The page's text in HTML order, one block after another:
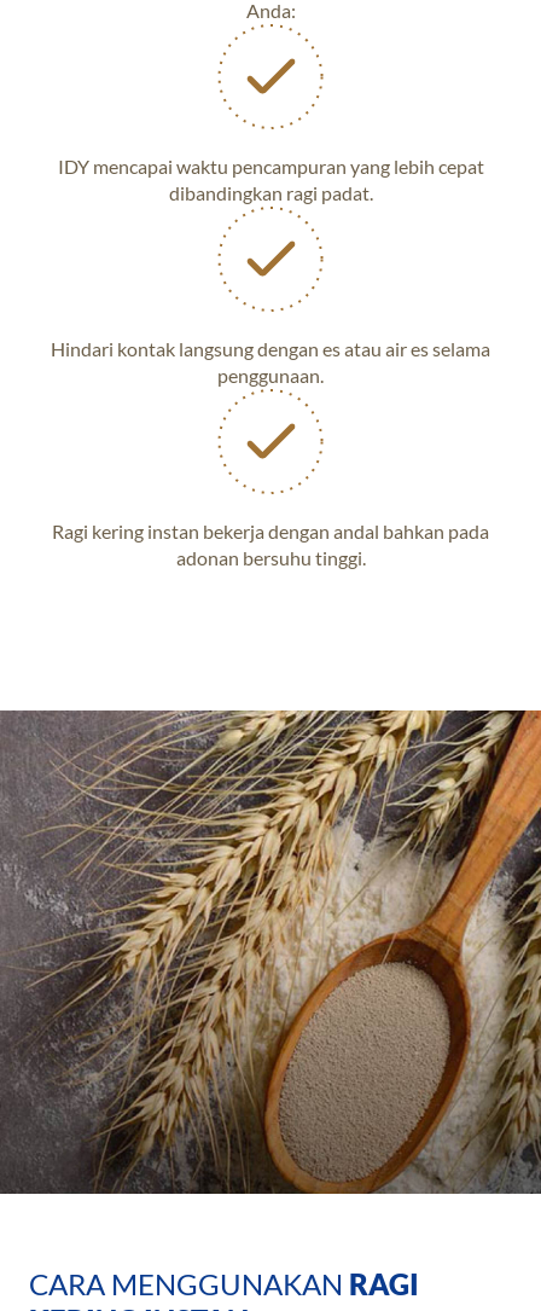
Anda:
IDY mencapai waktu pencampuran yang lebih cepat
dibandingkan ragi padat.
Hindari kontak langsung dengan es atau air es selama
penggunaan.
Ragi kering instan bekerja dengan andal bahkan pada
adonan bersuhu tinggi.
CARA MENGGUNAKAN RAGI